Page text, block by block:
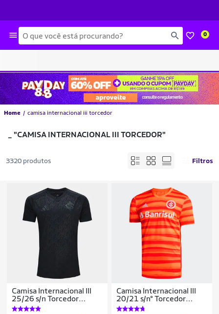
Busca 0
Home camisa internacional iii torcedor
"CAMISA INTERNACIONAL III TORCEDOR"
3320 produtos Filtros
Camisa Internacional III
25/26 s/n Torcedor
Masculina
Camisa Internacional III
20/21 s/n° Torcedor
Adidas Masculina